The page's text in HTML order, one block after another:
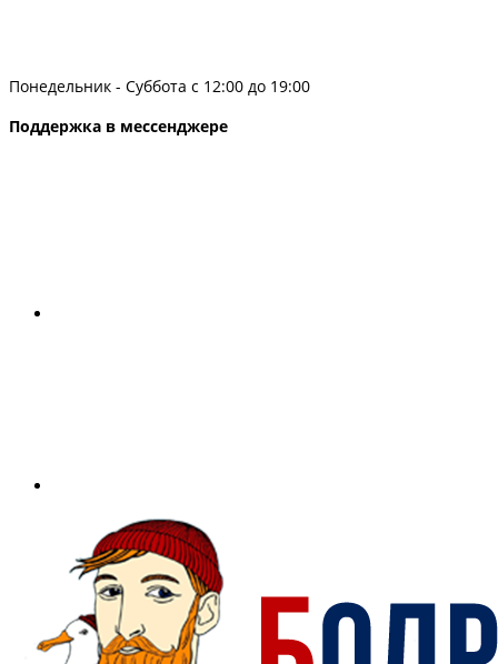
Понедельник - Суббота с 12:00 до 19:00
Поддержка в мессенджере